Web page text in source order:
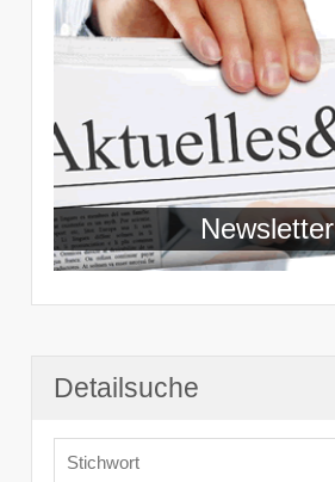
Newsletter
Detailsuche